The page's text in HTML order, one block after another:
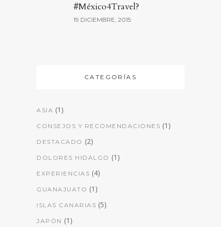
#México4Travel?
19 DICIEMBRE, 2015
CATEGORÍAS
ASIA (1)
CONSEJOS Y RECOMENDACIONES (1)
DESTACADO (2)
DOLORES HIDALGO (1)
EXPERIENCIAS (4)
GUANAJUATO (1)
ISLAS CANARIAS (5)
JAPÓN (1)